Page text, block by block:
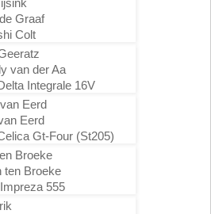
Graaf
Colt
van der Aa
Integrale 16V
Eerd
Eerd
Gt-Four (St205)
Broeke
ten Broeke
555